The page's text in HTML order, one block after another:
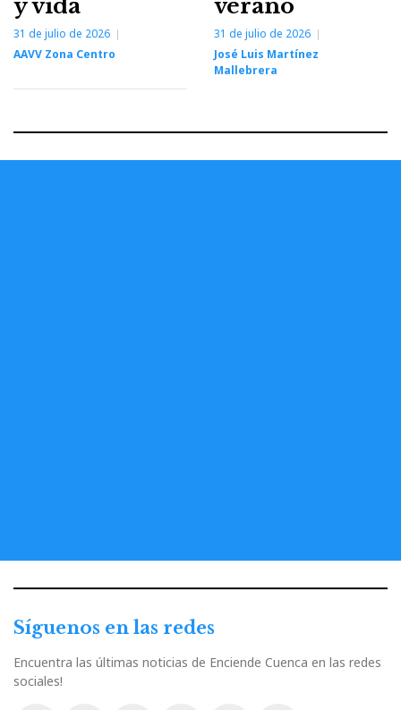
y vida
31 de julio de 2026
AAVV Zona Centro
verano
31 de julio de 2026
José Luis Martínez
Mallebrera
Síguenos en las redes
Encuentra las últimas noticias de Enciende Cuenca en las redes
sociales!